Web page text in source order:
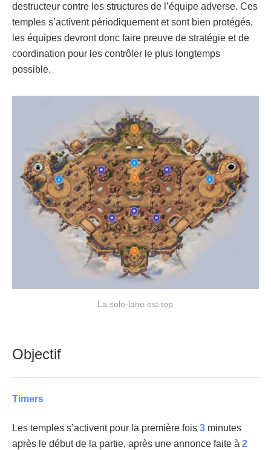
destructeur contre les structures de l’équipe adverse. Ces
temples s’activent périodiquement et sont bien protégés,
les équipes devront donc faire preuve de stratégie et de
coordination pour les contrôler le plus longtemps
possible.
La solo-lane est top
Objectif
Timers
Les temples s’activent pour la première fois 3 minutes
après le début de la partie, après une annonce faite à 2